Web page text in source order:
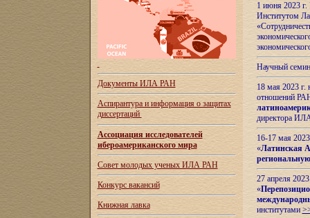
Документы ИЛА РАН
Аспирантура и информация о защитах
диссертаций
Ассоциация исследователей
ибероамериканского мира
Совет молодых ученых ИЛА РАН
Конкурс вакансий
Книжная лавка
1 июня 2023
Институтом
Научный
18 мая 2023
отношений
директора
16-17 мая
«Латинская
27 апреля
«
институтами